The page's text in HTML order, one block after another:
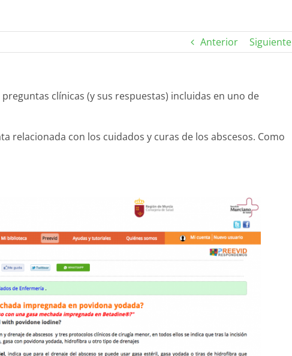
Anterior Siguiente
clínicas (y sus respuestas) incluidas en uno de
relacionada con los cuidados y curas de los abscesos. Como